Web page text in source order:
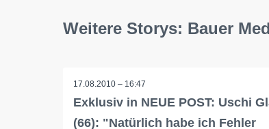
Weitere Storys: Bauer
17.08.2010 – 16:47
Exklusiv in NEUE POST: Uschi
(66): "Natürlich habe ich Fehler